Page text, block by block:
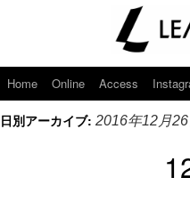
Home Online Access
日別アーカイブ: 2016年12月